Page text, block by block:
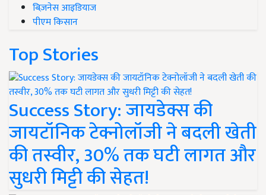
बिज़नेस आइडियाज
पीएम किसान
Top Stories
Success Story: जायडेक्स की
जायटॉनिक टेक्नोलॉजी ने बदली खेती
की तस्वीर, 30% तक घटी लागत और
सुधरी मिट्टी की सेहत!